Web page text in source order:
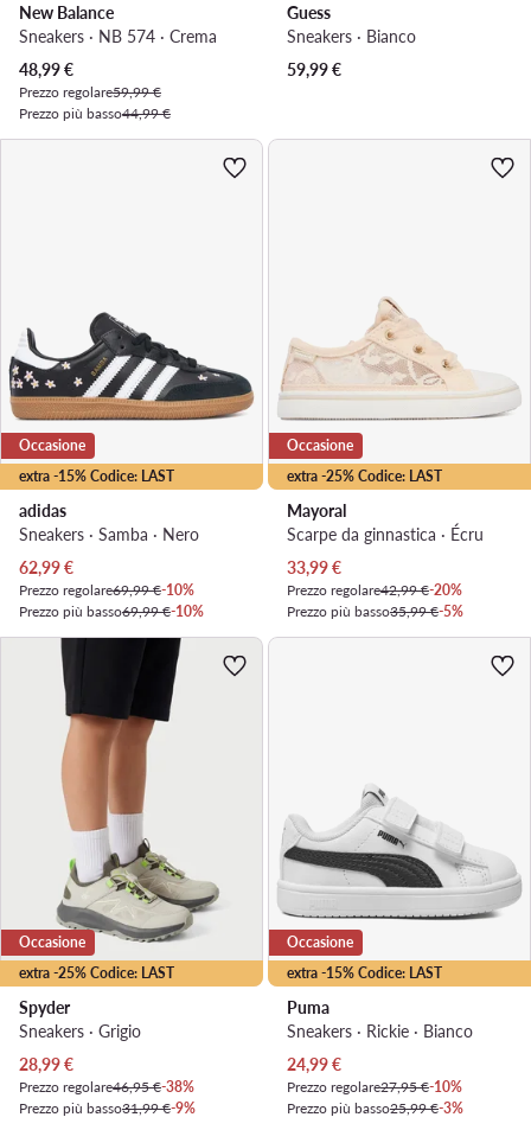
New Balance
Sneakers · NB 574 · Crema
Prezzo attuale
48,99€
Prezzo regolare59,99 €
Prezzo più basso44,99 €
Guess
Sneakers · Bianco
59,99€
extra -15% Codice: LAST
Occasione
adidas
Sneakers · Samba · Nero
Prezzo attuale
62,99€
Prezzo regolare69,99 €-10%
Prezzo più basso69,99 €-10%
extra -25% Codice: LAST
Occasione
Mayoral
Scarpe da ginnastica · Écru
Prezzo attuale
33,99€
Prezzo regolare42,99 €-20%
Prezzo più basso35,99 €-5%
extra -25% Codice: LAST
Occasione
Spyder
Sneakers · Grigio
Prezzo attuale
28,99€
Prezzo regolare46,95 €-38%
Prezzo più basso31,99 €-9%
extra -15% Codice: LAST
Occasione
Puma
Sneakers · Rickie · Bianco
Prezzo attuale
24,99€
Prezzo regolare27,95 €-10%
Prezzo più basso25,99 €-3%